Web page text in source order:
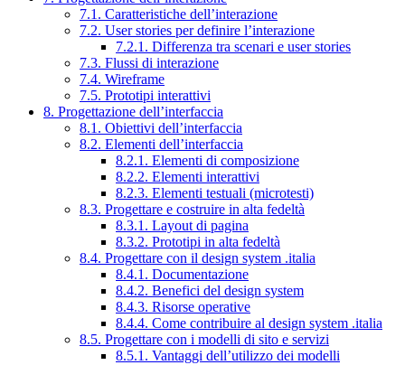
7.1. Caratteristiche dell’interazione
7.2. User stories per definire l’interazione
7.2.1. Differenza tra scenari e user stories
7.3. Flussi di interazione
7.4. Wireframe
7.5. Prototipi interattivi
8. Progettazione dell’interfaccia
8.1. Obiettivi dell’interfaccia
8.2. Elementi dell’interfaccia
8.2.1. Elementi di composizione
8.2.2. Elementi interattivi
8.2.3. Elementi testuali (microtesti)
8.3. Progettare e costruire in alta fedeltà
8.3.1. Layout di pagina
8.3.2. Prototipi in alta fedeltà
8.4. Progettare con il design system .italia
8.4.1. Documentazione
8.4.2. Benefici del design system
8.4.3. Risorse operative
8.4.4. Come contribuire al design system .italia
8.5. Progettare con i modelli di sito e servizi
8.5.1. Vantaggi dell’utilizzo dei modelli